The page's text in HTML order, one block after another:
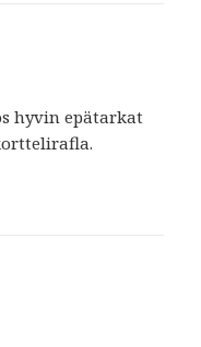
hyvin epätarkat